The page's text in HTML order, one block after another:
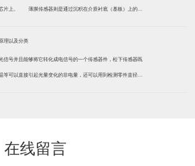
片上。 薄膜传感器则是通过沉积在介质衬底（基板）上的，
陶瓷基片上
理以及分类
信号并且能够将它转化成电信号的一个传感器件，松下传感器既
等可以直接引起光量变化的非电量，还可以用到检测零件直径、
在线留言